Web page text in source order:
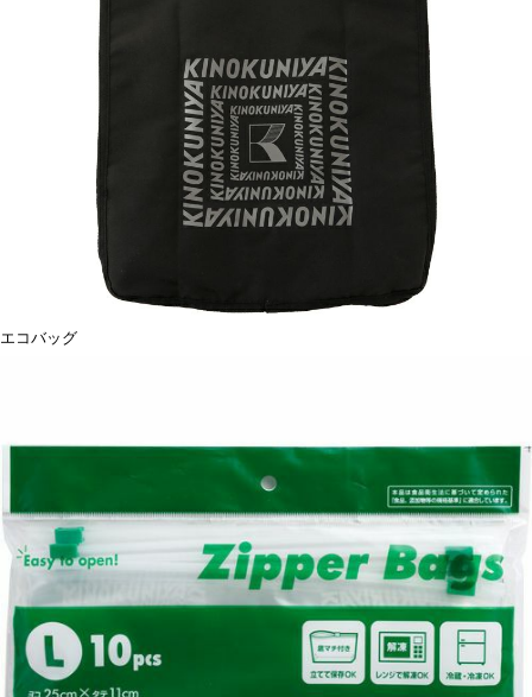
エコバッグ